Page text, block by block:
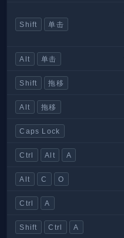
Shift 单击
Alt 单击
Shift 拖移
Alt 拖移
Caps Lock
Ctrl Alt A
Alt C O
Ctrl A
Shift Ctrl A